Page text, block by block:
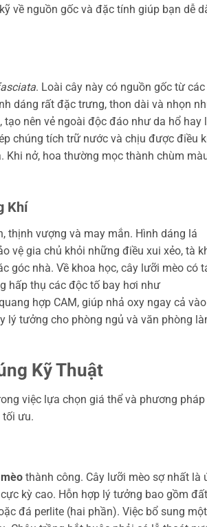
về nguồn gốc và đặc tính giúp bạn dễ
. Loài cây này có nguồn gốc từ các
dáng rất đặc trưng, thon dài và nhọn
nên vẻ ngoài độc đáo như da hổ hay
chúng tích trữ nước và chịu được điều
Khi nở, hoa thường mọc thành chùm
Khí
thịnh vượng và may mắn. Hình dáng lá
vệ gia chủ khỏi những điều xui xẻo, tà
góc nhà. Về khoa học, cây lưỡi mèo có
hấp thụ các độc tố bay hơi như
hợp CAM, giúp nhả oxy ngay cả vào
lý tưởng cho phòng ngủ và văn phòng
Kỹ Thuật
việc lựa chọn giá thể và phương pháp
tối ưu.
thành công. Cây lưỡi mèo sợ nhất là
kỳ cao. Hỗn hợp lý tưởng bao gồm đất
đá perlite (hai phần). Việc bổ sung một